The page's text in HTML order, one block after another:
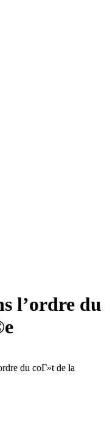
l’ordre du
du coГ»t de la